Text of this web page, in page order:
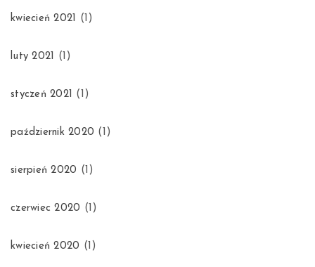
kwiecień 2021 (1)
luty 2021 (1)
styczeń 2021 (1)
październik 2020 (1)
sierpień 2020 (1)
czerwiec 2020 (1)
kwiecień 2020 (1)